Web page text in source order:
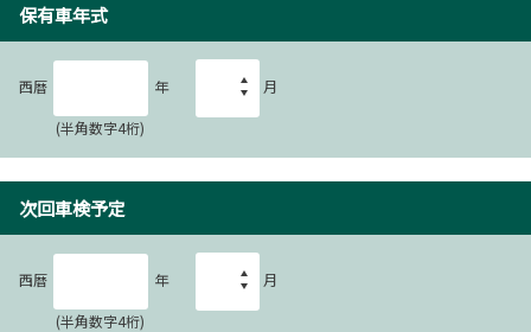
保有車年式
西暦 年
(半角数字4桁)
月
次回車検予定
西暦 年
(半角数字4桁)
月